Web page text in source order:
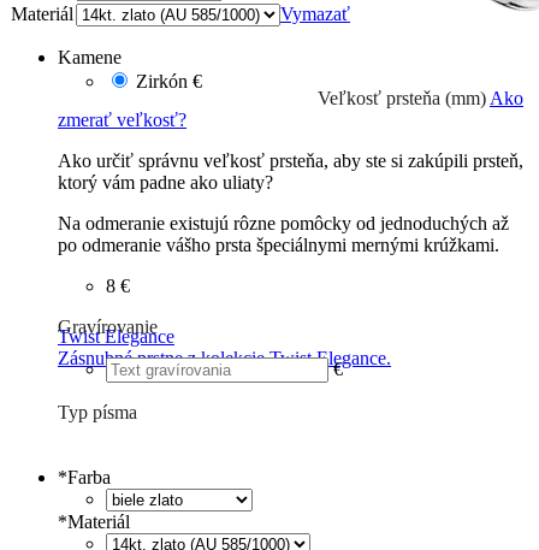
Twist Elegance
Zásnubné prstne z kolekcie Twist Elegance.
Materiál Vymazať
Kamene
Zirkón €
Veľkosť prsteňa (mm) Ako
zmerať veľkosť?
Ako určiť správnu veľkosť prsteňa, aby ste si zakúpili prsteň,
ktorý vám padne ako uliaty?
Na odmeranie existujú rôzne pomôcky od jednoduchých až
po odmeranie vášho prsta špeciálnymi mernými krúžkami.
8 €
Gravírovanie
€
Typ písma
*Farba
*Materiál